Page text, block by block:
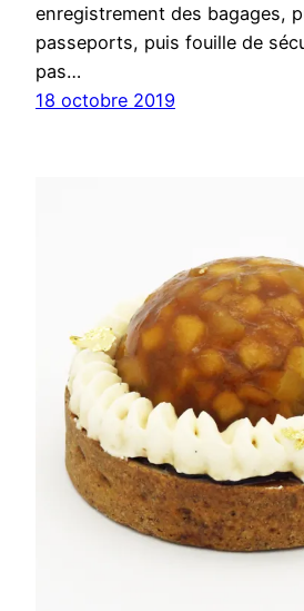
enregistrement des bagages,
passeports, puis fouille de
pas…
18 octobre 2019